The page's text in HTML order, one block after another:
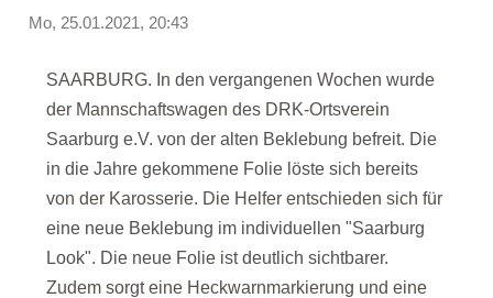
Mo, 25.01.2021, 20:43
SAARBURG. In den vergangenen Wochen wurde
der Mannschaftswagen des DRK-Ortsverein
Saarburg e.V. von der alten Beklebung befreit. Die
in die Jahre gekommene Folie löste sich bereits
von der Karosserie. Die Helfer entschieden sich für
eine neue Beklebung im individuellen "Saarburg
Look". Die neue Folie ist deutlich sichtbarer.
Zudem sorgt eine Heckwarnmarkierung und eine